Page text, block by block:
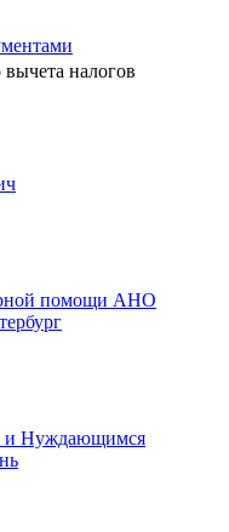
вычета налогов
помощи АНО
Нуждающимся